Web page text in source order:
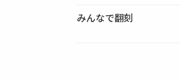
みんなで翻刻